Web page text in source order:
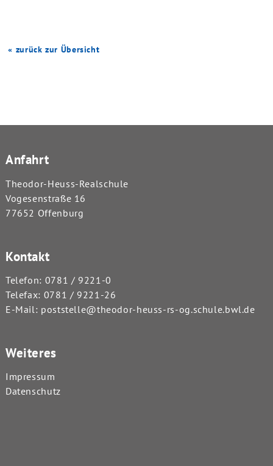
« zurück zur Übersicht
Anfahrt
Theodor-Heuss-Realschule
Vogesenstraße 16
77652 Offenburg
Kontakt
Telefon: 0781 / 9221-0
Telefax: 0781 / 9221-26
E-Mail: poststelle@theodor-heuss-rs-og.schule.bwl.de
Weiteres
Impressum
Datenschutz